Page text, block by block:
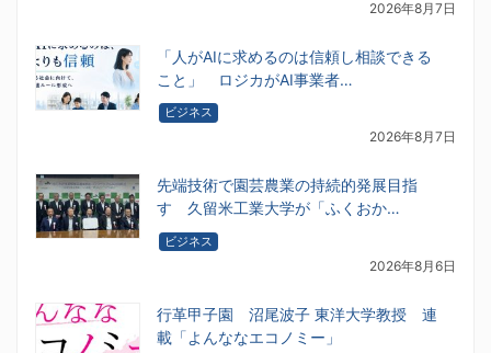
2026年8月7日
「人がAIに求めるのは信頼し相談できる
こと」 ロジカがAI事業者…
ビジネス
2026年8月7日
先端技術で園芸農業の持続的発展目指
す 久留米工業大学が「ふくおか…
ビジネス
2026年8月6日
行革甲子園 沼尾波子 東洋大学教授 連
載「よんななエコノミー」